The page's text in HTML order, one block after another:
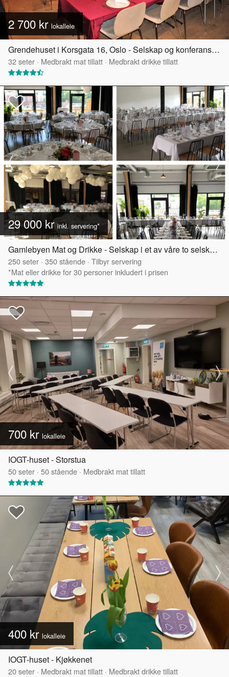
2 700 kr lokalleie
Grendehuset i Korsgata 16, Oslo - Selskap og konferanselokale
32seter · Medbrakt mat tillatt · Medbrakt drikke tillatt
29 000 krinkl. servering*
Gamlebyen Mat og Drikke - Selskap i et av våre to selskapslokaler
250seter · 350stående · Tilbyr servering
*Mat eller drikke for 30 personer inkludert i prisen
700 kr lokalleie
IOGT-huset - Storstua
50seter · 50stående · Medbrakt mat tillatt
400 kr lokalleie
IOGT-huset - Kjøkkenet
20seter · Medbrakt mat tillatt · Medbrakt drikke tillatt